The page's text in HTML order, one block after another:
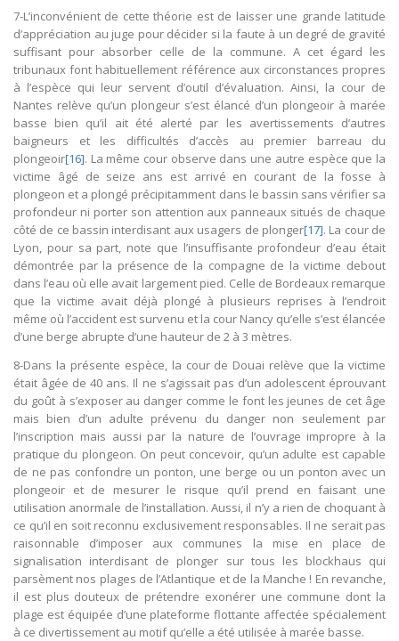
7-L’inconvénient de cette théorie est de laisser une grande latitude
d’appréciation au juge pour décider si la faute à un degré de gravité
suffisant pour absorber celle de la commune. A cet égard les
tribunaux font habituellement référence aux circonstances propres
à l’espèce qui leur servent d’outil d’évaluation. Ainsi, la cour de
Nantes relève qu’un plongeur s’est élancé d’un plongeoir à marée
basse bien qu’il ait été alerté par les avertissements d’autres
baigneurs et les difficultés d’accès au premier barreau du
plongeoir[16]. La même cour observe dans une autre espèce que la
victime âgé de seize ans est arrivé en courant de la fosse à
plongeon et a plongé précipitamment dans le bassin sans vérifier sa
profondeur ni porter son attention aux panneaux situés de chaque
côté de ce bassin interdisant aux usagers de plonger[17]. La cour de
Lyon, pour sa part, note que l’insuffisante profondeur d’eau était
démontrée par la présence de la compagne de la victime debout
dans l’eau où elle avait largement pied. Celle de Bordeaux remarque
que la victime avait déjà plongé à plusieurs reprises à l’endroit
même où l’accident est survenu et la cour Nancy qu’elle s’est élancée
d’une berge abrupte d’une hauteur de 2 à 3 mètres.
8-Dans la présente espèce, la cour de Douai relève que la victime
était âgée de 40 ans. Il ne s’agissait pas d’un adolescent éprouvant
du goût à s’exposer au danger comme le font les jeunes de cet âge
mais bien d’un adulte prévenu du danger non seulement par
l’inscription mais aussi par la nature de l’ouvrage impropre à la
pratique du plongeon. On peut concevoir, qu’un adulte est capable
de ne pas confondre un ponton, une berge ou un ponton avec un
plongeoir et de mesurer le risque qu’il prend en faisant une
utilisation anormale de l’installation. Aussi, il n’y a rien de choquant à
ce qu’il en soit reconnu exclusivement responsables. Il ne serait pas
raisonnable d’imposer aux communes la mise en place de
signalisation interdisant de plonger sur tous les blockhaus qui
parsèment nos plages de l’Atlantique et de la Manche ! En revanche,
il est plus douteux de prétendre exonérer une commune dont la
plage est équipée d’une plateforme flottante affectée spécialement
à ce divertissement au motif qu’elle a été utilisée à marée basse.